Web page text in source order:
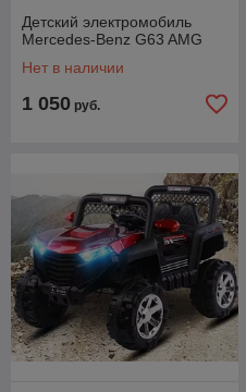
Детский электромобиль
Mercedes-Benz G63 AMG
Нет в наличии
1 050 руб.